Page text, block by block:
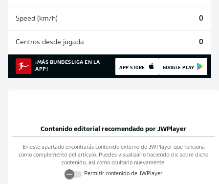
Speed (km/h) 0
Centros desde jugada 0
¡MÁS BUNDESLIGA EN LA
APP!
APP STORE GOOGLE PLAY
Contenido editorial recomendado por JWPlayer
En este apartado encontrarás contenido externo de JWPlayerque funciona
como complemento del artículo. Puedes visualizarlo haciendo clic sobre dicho
contenido, así como ocultarlo nuevamente.
Permitir contenido de JWPlayer